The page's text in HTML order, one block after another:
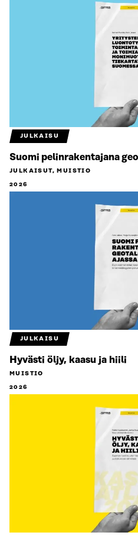
JULKAISU
Suomi pelinrakentajana
JULKAISUT, MUISTIO
2026
JULKAISU
Hyvästi öljy, kaasu ja hiili
MUISTIO
2026